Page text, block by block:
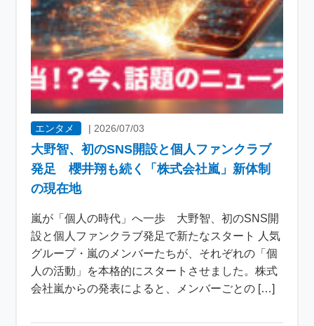
エンタメ | 2026/07/03
大野智、初のSNS開設と個人ファンクラブ
発足 櫻井翔も続く「株式会社嵐」新体制
の現在地
嵐が「個人の時代」へ一歩 大野智、初のSNS開
設と個人ファンクラブ発足で新たなスタート 人気
グループ・嵐のメンバーたちが、それぞれの「個
人の活動」を本格的にスタートさせました。株式
会社嵐からの発表によると、メンバーごとの […]